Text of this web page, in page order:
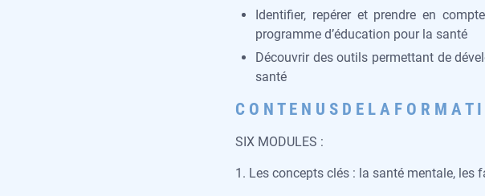
Identifier, repérer et prendre en
programme d’éducation pour la santé
Découvrir des outils permettant de
santé
C O N T E N U S D E L A F O R M A T
SIX MODULES :
1. Les concepts clés : la santé mentale,